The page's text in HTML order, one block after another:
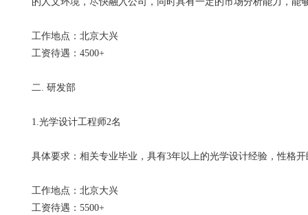
工作地点：北京大兴
工资待遇：4500+
二. 研发部
1.光学设计工程师2名
具体要求：相关专业毕业，具有3年以上的光学设计经验，性格
工作地点：北京大兴
工资待遇：5500+